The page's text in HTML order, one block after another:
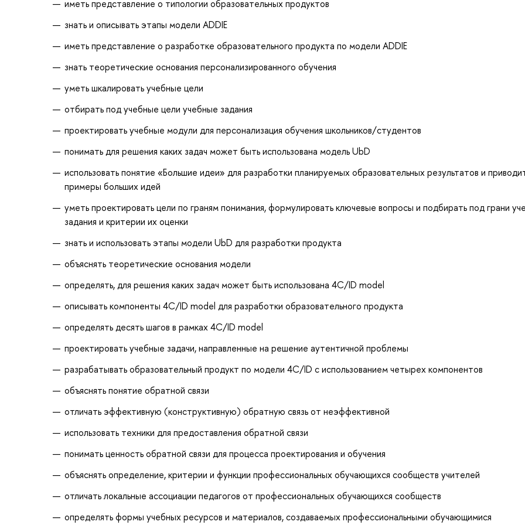
иметь представление о типологии образовательных продуктов
знать и описывать этапы модели ADDIE
иметь представление о разработке образовательного продукта по модели ADDIE
знать теоретические основания персонализированного обучения
уметь шкалировать учебные цели
отбирать под учебные цели учебные задания
проектировать учебные модули для персонализация обучения школьников/студентов
понимать для решения каких задач может быть использована модель UbD
использовать понятие «Большие идеи» для разработки планируемых образовательных результатов и
примеры больших идей
уметь проектировать цели по граням понимания, формулировать ключевые вопросы и подбирать под грани
задания и критерии их оценки
знать и использовать этапы модели UbD для разработки продукта
объяснять теоретические основания модели
определять, для решения каких задач может быть использована 4C/ID model
описывать компоненты 4С/ID model для разработки образовательного продукта
определять десять шагов в рамках 4С/ID model
проектировать учебные задачи, направленные на решение аутентичной проблемы
разрабатывать образовательный продукт по модели 4С/ID с использованием четырех компонентов
объяснять понятие обратной связи
отличать эффективную (конструктивную) обратную связь от неэффективной
использовать техники для предоставления обратной связи
понимать ценность обратной связи для процесса проектирования и обучения
объяснять определение, критерии и функции профессиональных обучающихся сообществ учителей
отличать локальные ассоциации педагогов от профессиональных обучающихся сообществ
определять формы учебных ресурсов и материалов, создаваемых профессиональными обучающимися